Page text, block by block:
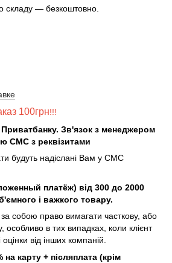
складу — безкоштовно.
100грн!!!
Приватбанку. Зв'язок з менеджером
СМС з реквізитами
будуть надіслані Вам у СМС
платёж) від 300 до 2000
і важкого товару.
собою право вимагати часткову, або
особливо в тих випадках, коли клієнт
оцінки від інших компаній.
карту + післяплата (крім